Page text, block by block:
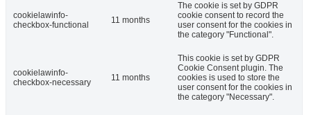
cookielawinfo-
checkbox-functional
11 months
The cookie is set by GDPR
cookie consent to record the
user consent for the cookies in
the category "Functional".
cookielawinfo-
checkbox-necessary
11 months
This cookie is set by GDPR
Cookie Consent plugin. The
cookies is used to store the
user consent for the cookies in
the category "Necessary".